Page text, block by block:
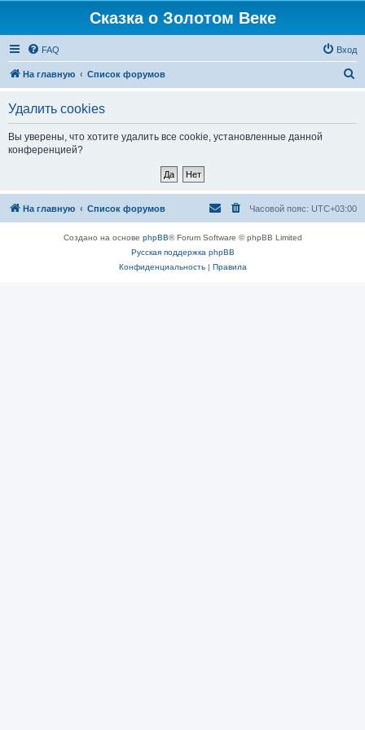
Сказка о Золотом Веке
FAQ Вход
На главную Список форумов
Удалить cookies
Вы уверены, что хотите удалить все cookie, установленные данной
конференцией?
На главную Список форумов Часовой пояс: UTC+03:00
Создано на основе phpBB® Forum Software © phpBB Limited
Русская поддержка phpBB
Конфиденциальность| Правила